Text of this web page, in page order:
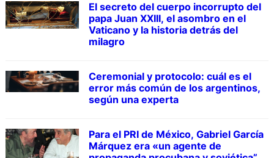
El secreto del cuerpo incorrupto del
papa Juan XXIII, el asombro en el
Vaticano y la historia detrás del
milagro
Ceremonial y protocolo: cuál es el
error más común de los argentinos,
según una experta
Para el PRI de México, Gabriel García
Márquez era «un agente de